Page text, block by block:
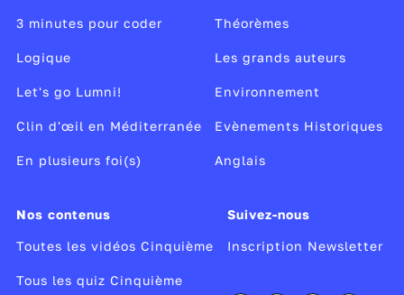
3 minutes pour coder
Logique
Let's go Lumni!
Clin d'œil en Méditerranée
En plusieurs foi(s)
Théorèmes
Les grands auteurs
Environnement
Evènements Historiques
Anglais
Nos contenus
Toutes les vidéos Cinquième
Tous les quiz Cinquième
Suivez-nous
Inscription Newsletter